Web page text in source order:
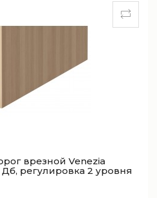
врезной Venezia
регулировка 2 уровня